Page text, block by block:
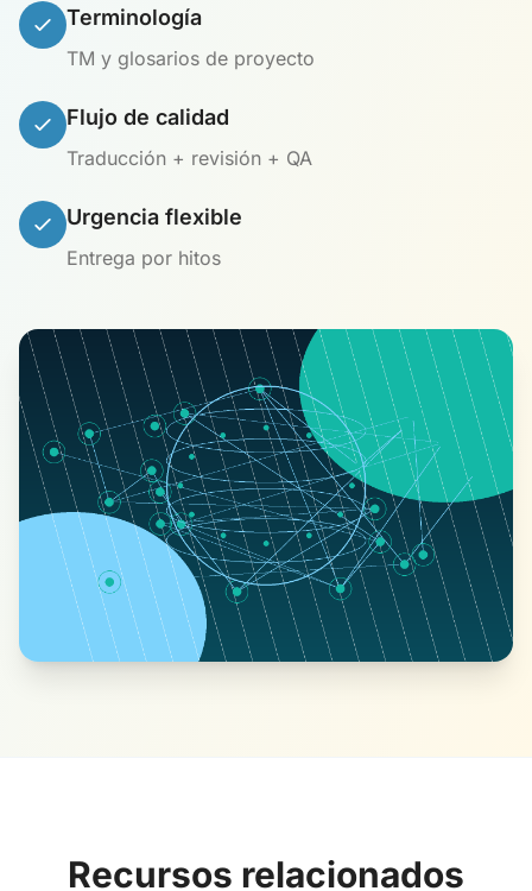
Terminología
TM y glosarios de proyecto
Flujo de calidad
Traducción + revisión + QA
Urgencia flexible
Entrega por hitos
Recursos relacionados